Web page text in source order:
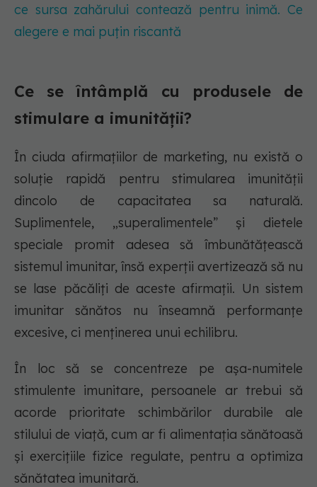
ce sursa zahărului contează pentru inimă. Ce
alegere e mai puțin riscantă
Ce se întâmplă cu produsele de
stimulare a imunității?
În ciuda afirmațiilor de marketing, nu există o
soluție rapidă pentru stimularea imunității
dincolo de capacitatea sa naturală.
Suplimentele, „superalimentele” și dietele
speciale promit adesea să îmbunătățească
sistemul imunitar, însă experții avertizează să nu
se lase păcăliți de aceste afirmații. Un sistem
imunitar sănătos nu înseamnă performanțe
excesive, ci menținerea unui echilibru.
În loc să se concentreze pe așa-numitele
stimulente imunitare, persoanele ar trebui să
acorde prioritate schimbărilor durabile ale
stilului de viață, cum ar fi alimentația sănătoasă
și exercițiile fizice regulate, pentru a optimiza
sănătatea imunitară.